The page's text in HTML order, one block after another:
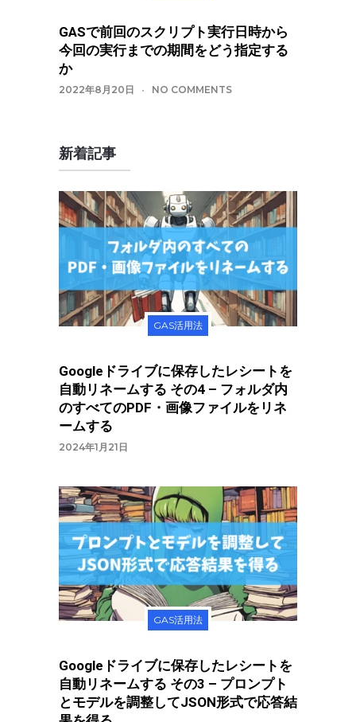
GASで前回のスクリプト実行日時から
今回の実行までの期間をどう指定する
か
2022年8月20日 NO COMMENTS
新着記事
GAS活用法
Googleドライブに保存したレシートを
自動リネームする その4 – フォルダ内
のすべてのPDF・画像ファイルをリネ
ームする
2024年1月21日
GAS活用法
Googleドライブに保存したレシートを
自動リネームする その3 – プロンプト
とモデルを調整してJSON形式で応答結